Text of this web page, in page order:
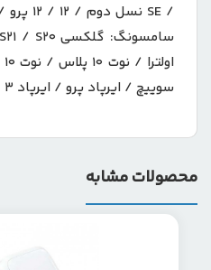
سوییچ / ایرپاد پرو / ایرپاد ۳
محصولات مشابه